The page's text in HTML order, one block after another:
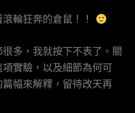
輪狂奔的倉鼠！！
多，我就按下不表了。關
實驗，以及細節為何可
幅來解釋，留待改天再